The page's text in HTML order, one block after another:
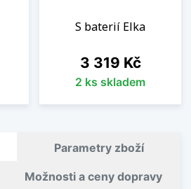
S baterií Elka
Cena
3 319 Kč
2 ks skladem
Parametry zboží
Možnosti a ceny dopravy